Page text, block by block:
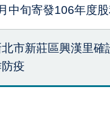
中旬寄發106年度
北市新莊區興漢里
疫